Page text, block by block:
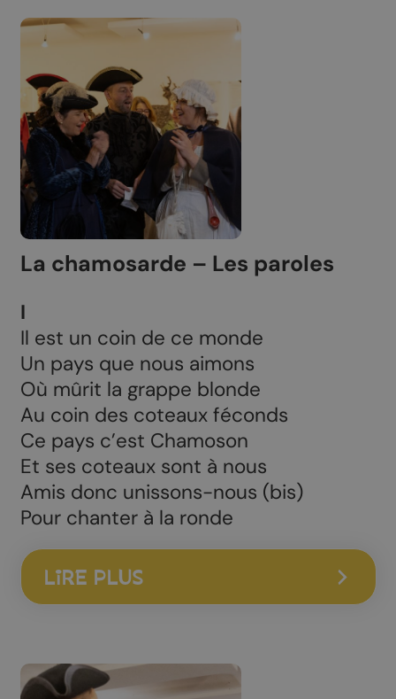
La chamosarde – Les paroles
I
Il est un coin de ce monde
Un pays que nous aimons
Où mûrit la grappe blonde
Au coin des coteaux féconds
Ce pays c’est Chamoson
Et ses coteaux sont à nous
Amis donc unissons-nous (bis)
Pour chanter à la ronde
LIRE PLUS
Vive nos riches coteaux Oh! Oh!